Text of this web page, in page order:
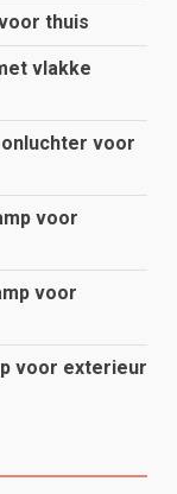
thuis
vlakke
voor
voor
voor
voor exterieur